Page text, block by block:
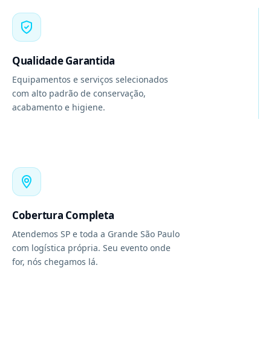
Qualidade Garantida
Equipamentos e serviços selecionados
com alto padrão de conservação,
acabamento e higiene.
Cobertura Completa
Atendemos SP e toda a Grande São Paulo
com logística própria. Seu evento onde
for, nós chegamos lá.